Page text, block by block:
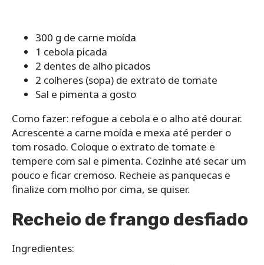
300 g de carne moída
1 cebola picada
2 dentes de alho picados
2 colheres (sopa) de extrato de tomate
Sal e pimenta a gosto
Como fazer: refogue a cebola e o alho até dourar.
Acrescente a carne moída e mexa até perder o
tom rosado. Coloque o extrato de tomate e
tempere com sal e pimenta. Cozinhe até secar um
pouco e ficar cremoso. Recheie as panquecas e
finalize com molho por cima, se quiser.
Recheio de frango desfiado
Ingredientes: